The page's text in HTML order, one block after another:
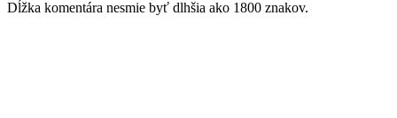
Dĺžka komentára nesmie byť dlhšia ako 1800 znakov.